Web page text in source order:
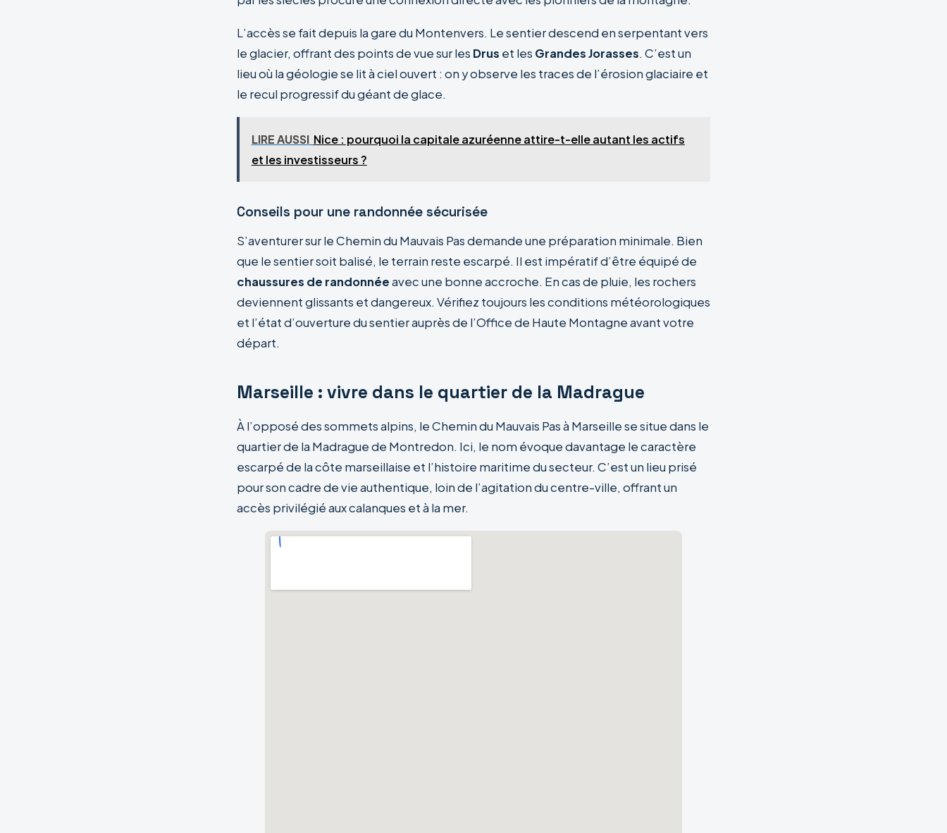
L’accès se fait depuis la gare du Montenvers. Le sentier descend en serpentant vers
le glacier, offrant des points de vue sur les Drus et les Grandes Jorasses. C’est un
lieu où la géologie se lit à ciel ouvert : on y observe les traces de l’érosion glaciaire et
le recul progressif du géant de glace.
LIRE AUSSI Nice : pourquoi la capitale azuréenne attire-t-elle autant les actifs
et les investisseurs ?
Conseils pour une randonnée sécurisée
S’aventurer sur le Chemin du Mauvais Pas demande une préparation minimale. Bien
que le sentier soit balisé, le terrain reste escarpé. Il est impératif d’être équipé de
chaussures de randonnéeavec une bonne accroche. En cas de pluie, les rochers
deviennent glissants et dangereux. Vérifiez toujours les conditions météorologiques
et l’état d’ouverture du sentier auprès de l’Office de Haute Montagne avant votre
départ.
Marseille : vivre dans le quartier de la Madrague
À l’opposé des sommets alpins, le Chemin du Mauvais Pas à Marseille se situe dans le
quartier de la Madrague de Montredon. Ici, le nom évoque davantage le caractère
escarpé de la côte marseillaise et l’histoire maritime du secteur. C’est un lieu prisé
pour son cadre de vie authentique, loin de l’agitation du centre-ville, offrant un
accès privilégié aux calanques et à la mer.